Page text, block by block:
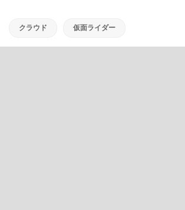
クラウド 仮面ライダー